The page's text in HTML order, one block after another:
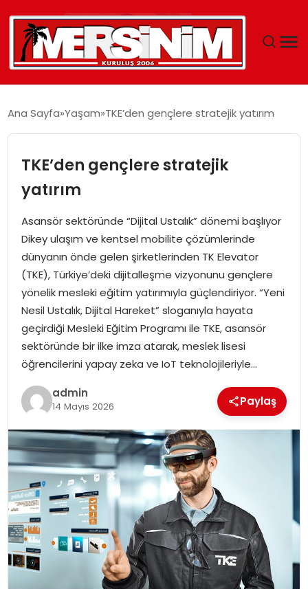
YAŞAM
GÜNCEL
EĞITIM
SPOR
EKONOMI
MAGAZIN
DÜNYA
Ana Sayfa Yaşam TKE’den gençlere stratejik yatırım
TKE’den gençlere stratejik
yatırım
Asansör sektöründe “Dijital Ustalık” dönemi başlıyor
Dikey ulaşım ve kentsel mobilite çözümlerinde
dünyanın önde gelen şirketlerinden TK Elevator
(TKE), Türkiye’deki dijitalleşme vizyonunu gençlere
yönelik mesleki eğitim yatırımıyla güçlendiriyor. “Yeni
Nesil Ustalık, Dijital Hareket” sloganıyla hayata
geçirdiği Mesleki Eğitim Programı ile TKE, asansör
sektöründe bir ilke imza atarak, meslek lisesi
öğrencilerini yapay zeka ve IoT teknolojileriyle…
admin
14 Mayıs 2026 Paylaş